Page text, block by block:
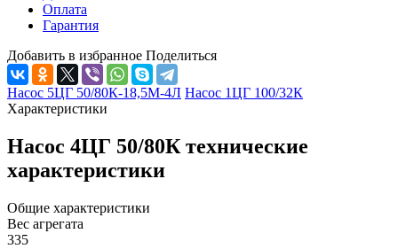
Оплата
Гарантия
Добавить в избранное Поделиться
Насос 5ЦГ 50/80К-18,5М-4Л Насос 1ЦГ 100/32К
Характеристики
Насос 4ЦГ 50/80К технические
характеристики
Общие характеристики
Вес агрегата
335